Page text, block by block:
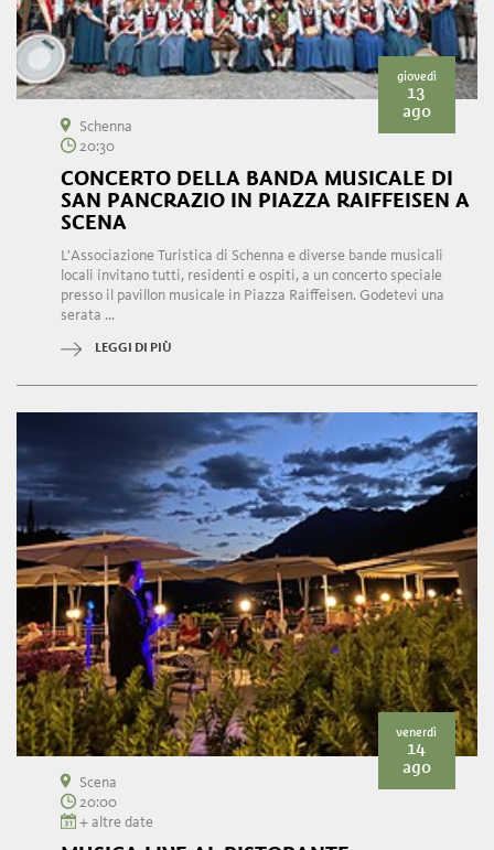
giovedì
13
ago
Schenna
20:30
CONCERTO DELLA BANDA MUSICALE DI
SAN PANCRAZIO IN PIAZZA RAIFFEISEN A
SCENA
L'Associazione Turistica di Schenna e diverse bande musicali
locali invitano tutti, residenti e ospiti, a un concerto speciale
presso il pavillon musicale in Piazza Raiffeisen. Godetevi una
serata ...
LEGGI DI PIÙ
venerdì
14
ago
Scena
20:00
+ altre date